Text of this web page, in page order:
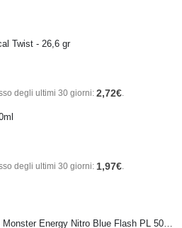
Twist - 26,6 gr
degli ultimi 30 giorni: 2,72€
degli ultimi 30 giorni: 1,97€.